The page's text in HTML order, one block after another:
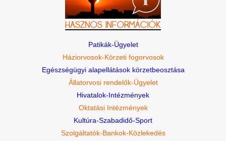
Patikák-Ügyelet
Háziorvosok-Körzeti fogorvosok
Egészségügyi alapellátások körzetbeosztása
Állatorvosi rendelők-Ügyelet
Hivatalok-Intézmények
Oktatási Intézmények
Kultúra-Szabadidő-Sport
Szolgáltatók-Bankok-Közlekedés